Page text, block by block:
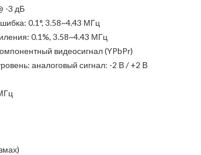
-3 дБ
0.1°, 3.58~4.43 МГц
0.1%, 3.58~4.43 МГц
видеосигнал (YPbPr)
аналоговый сигнал: -2 В / +2 В